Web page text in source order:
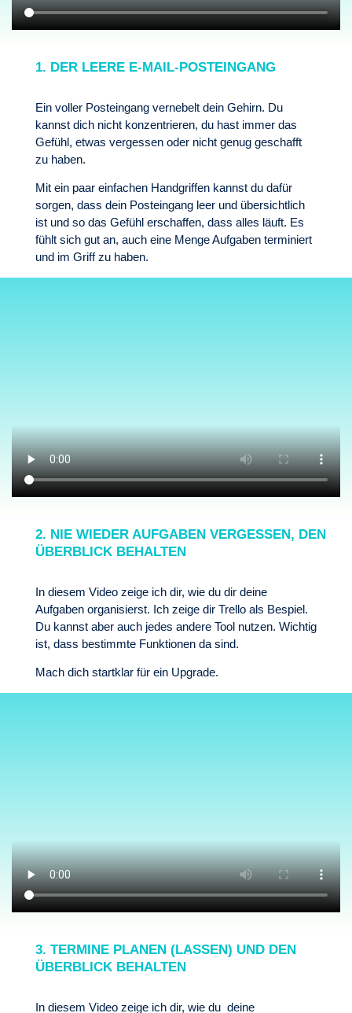
1. DER LEERE E-MAIL-POSTEINGANG
Ein voller Posteingang vernebelt dein Gehirn. Du
kannst dich nicht konzentrieren, du hast immer das
Gefühl, etwas vergessen oder nicht genug geschafft
zu haben.
Mit ein paar einfachen Handgriffen kannst du dafür
sorgen, dass dein Posteingang leer und übersichtlich
ist und so das Gefühl erschaffen, dass alles läuft. Es
fühlt sich gut an, auch eine Menge Aufgaben terminiert
und im Griff zu haben.
2. NIE WIEDER AUFGABEN VERGESSEN, DEN
ÜBERBLICK BEHALTEN
In diesem Video zeige ich dir, wie du dir deine
Aufgaben organisierst. Ich zeige dir Trello als Bespiel.
Du kannst aber auch jedes andere Tool nutzen. Wichtig
ist, dass bestimmte Funktionen da sind.
Mach dich startklar für ein Upgrade.
3. TERMINE PLANEN (LASSEN) UND DEN
ÜBERBLICK BEHALTEN
In diesem Video zeige ich dir, wie du deine